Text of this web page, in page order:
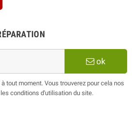
ok
tout moment. Vous trouverez pour cela nos
conditions d'utilisation du site.